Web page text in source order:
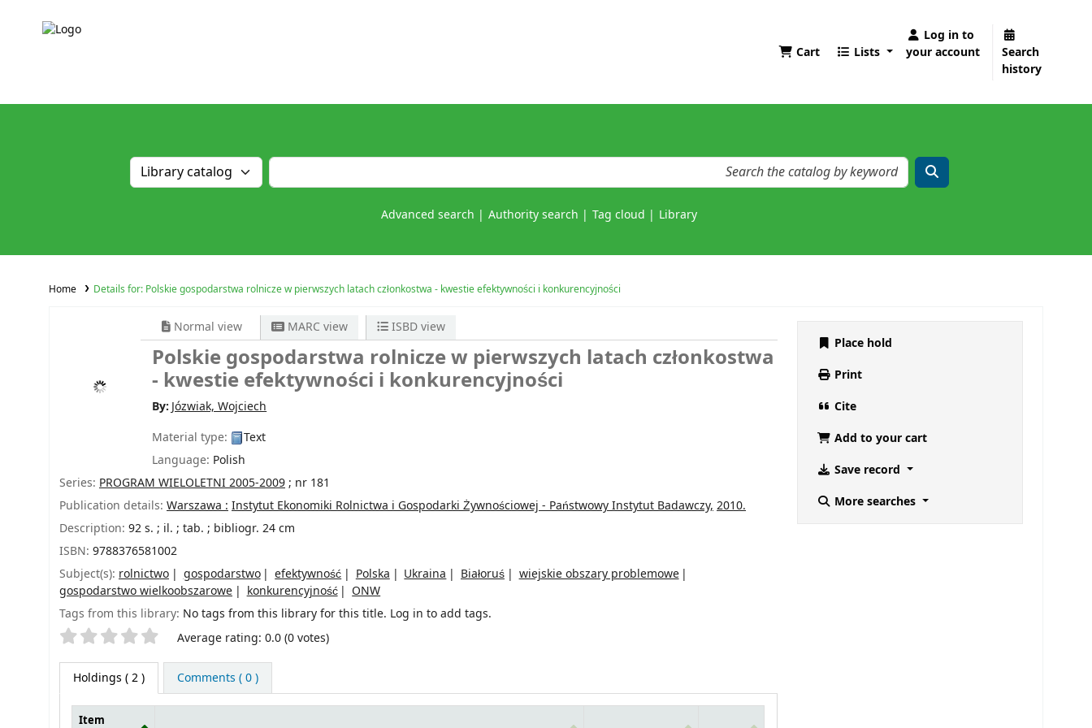
Cart Lists
Log in to
your account
Search
history
Advanced search Authority search Tag cloud Library
Home Details for: Polskie gospodarstwa rolnicze w pierwszych latach członkostwa - kwestie efektywności i konkurencyjności
Normal view MARC view ISBD view
Polskie gospodarstwa rolnicze w pierwszych latach członkostwa
- kwestie efektywności i konkurencyjności
By:Józwiak, Wojciech
Material type:
Text
Language: Polish
Series: PROGRAM WIELOLETNI 2005-2009; nr 181
Publication details: Warszawa : Instytut Ekonomiki Rolnictwa i Gospodarki Żywnościowej - Państwowy Instytut Badawczy, 2010.
Description: 92 s. ; il. ; tab. ; bibliogr. 24 cm
ISBN: 9788376581002
Subject(s): rolnictwo gospodarstwo efektywność Polska Ukraina Białoruś
wiejskie obszary problemowe
gospodarstwo wielkoobszarowe
konkurencyjność
ONW
Tags from this library: No tags from this library for this title. Log in to add tags.
Star ratings Average rating: 0.0 (0 votes)
Holdings ( 2 ) Comments ( 0 )
Item
Place hold
Print
Cite
Add to your cart
Save record
More searches